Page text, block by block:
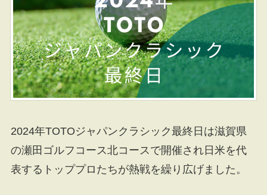
2024年TOTOジャパンクラシック最終日は滋賀県
の瀬田ゴルフコース北コースで開催され日米を代
表するトッププロたちが熱戦を繰り広げました。